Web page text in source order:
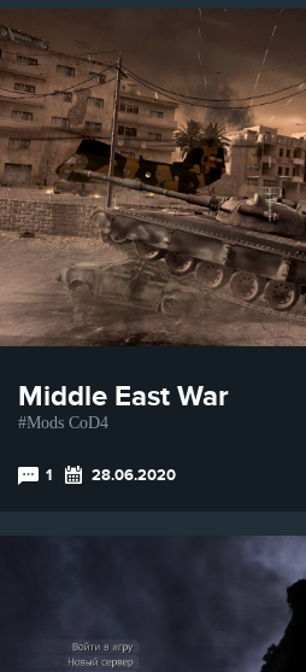
Middle East War
Mods CoD4
1 28.06.2020